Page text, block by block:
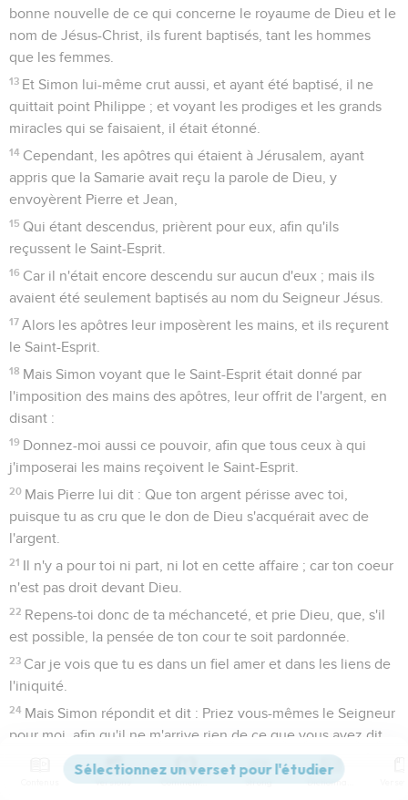
bonne nouvelle de ce qui concerne le royaume de Dieu et le
nom de Jésus-Christ, ils furent baptisés, tant les hommes
que les femmes.
13 Et Simon lui-même crut aussi, et ayant été baptisé, il ne
quittait point Philippe ; et voyant les prodiges et les grands
miracles qui se faisaient, il était étonné.
14 Cependant, les apôtres qui étaient à Jérusalem, ayant
appris que la Samarie avait reçu la parole de Dieu, y
envoyèrent Pierre et Jean,
15 Qui étant descendus, prièrent pour eux, afin qu'ils
reçussent le Saint-Esprit.
16 Car il n'était encore descendu sur aucun d'eux ; mais ils
avaient été seulement baptisés au nom du Seigneur Jésus.
17 Alors les apôtres leur imposèrent les mains, et ils reçurent
le Saint-Esprit.
18 Mais Simon voyant que le Saint-Esprit était donné par
l'imposition des mains des apôtres, leur offrit de l'argent, en
disant :
19 Donnez-moi aussi ce pouvoir, afin que tous ceux à qui
j'imposerai les mains reçoivent le Saint-Esprit.
20 Mais Pierre lui dit : Que ton argent périsse avec toi,
puisque tu as cru que le don de Dieu s'acquérait avec de
l'argent.
21 Il n'y a pour toi ni part, ni lot en cette affaire ; car ton coeur
n'est pas droit devant Dieu.
22 Repens-toi donc de ta méchanceté, et prie Dieu, que, s'il
est possible, la pensée de ton cour te soit pardonnée.
23 Car je vois que tu es dans un fiel amer et dans les liens de
l'iniquité.
24 Mais Simon répondit et dit : Priez vous-mêmes le Seigneur
pour moi, afin qu'il ne m'arrive rien de ce que vous avez dit.
Ayant donc rendu témoignage à la parole du Seigneur, et
l'ayant annoncée, ils retournèrent à Jérusalem, et prêchèrent
Versions Commentaires Strong